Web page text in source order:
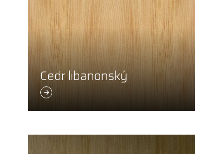
Cedr libanonský